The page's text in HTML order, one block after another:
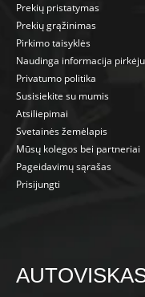
Prekių pristatymas
Prekių grąžinimas
Pirkimo taisyklės
Naudinga informacija
Privatumo politika
Susisiekite su mumis
Atsiliepimai
Svetainės žemėlapis
Mūsų kolegos bei partneriai
Pageidavimų sąrašas
Prisijungti